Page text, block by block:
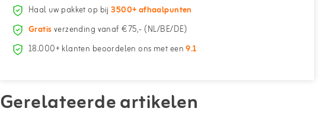
Haal uw pakket op bij3500+ afhaalpunten
Gratisverzending vanaf €75,- (NL/BE/DE)
18.000+ klanten beoordelen ons met een9.1
Gerelateerde artikelen